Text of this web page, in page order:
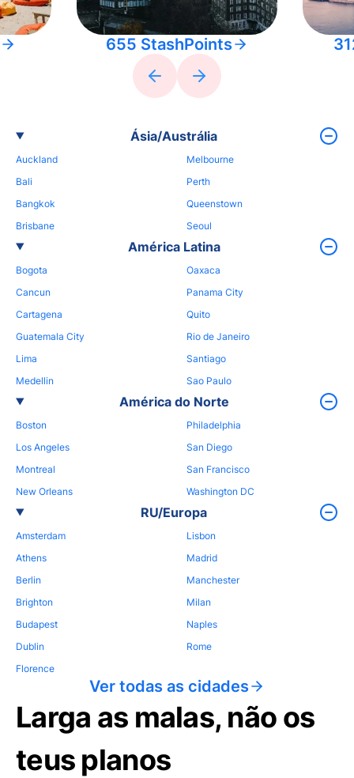
655 StashPoints
Ásia/Austrália
Auckland
Bali
Bangkok
Brisbane
Melbourne
Perth
Queenstown
Seoul
América Latina
Bogota
Cancun
Cartagena
Guatemala City
Lima
Medellin
Oaxaca
Panama City
Quito
Rio de Janeiro
Santiago
Sao Paulo
América do Norte
Boston
Los Angeles
Montreal
New Orleans
Philadelphia
San Diego
San Francisco
Washington DC
RU/Europa
Amsterdam
Athens
Berlin
Brighton
Budapest
Dublin
Florence
Lisbon
Madrid
Manchester
Milan
Naples
Rome
Ver todas as cidades
Larga as malas, não os
teus planos